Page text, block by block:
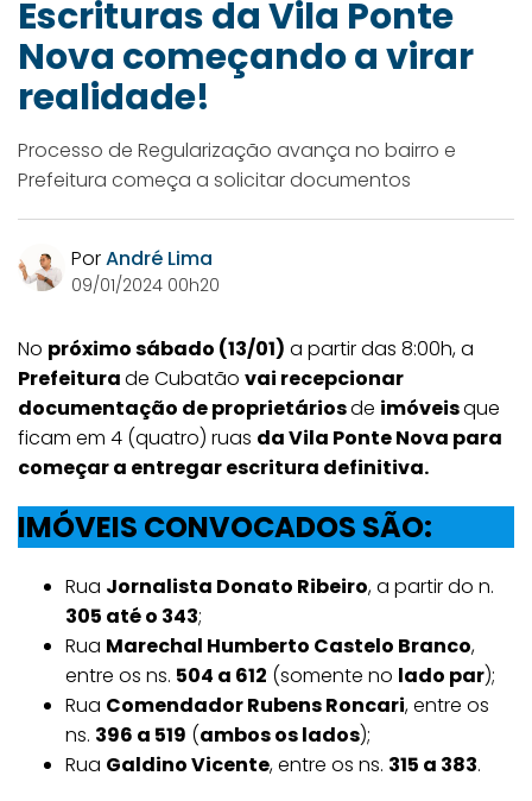
Escrituras da Vila Ponte
Nova começando a virar
realidade!
Processo de Regularização avança no bairro e
Prefeitura começa a solicitar documentos
PorAndré Lima
09/01/2024 00h20
No próximo sábado (13/01) a partir das 8:00h, a
Prefeiturade Cubatão vai recepcionar
documentação de proprietáriosde imóveisque
ficam em 4 (quatro) ruas da Vila Ponte Nova para
começar a entregar escritura definitiva.
IMÓVEIS CONVOCADOS SÃO:
Rua Jornalista Donato Ribeiro, a partir do n.
305 até o 343;
Rua Marechal Humberto Castelo Branco,
entre os ns. 504 a 612 (somente no lado par);
Rua Comendador Rubens Roncari, entre os
ns. 396 a 519 (ambos os lados);
Rua Galdino Vicente, entre os ns. 315 a 383.